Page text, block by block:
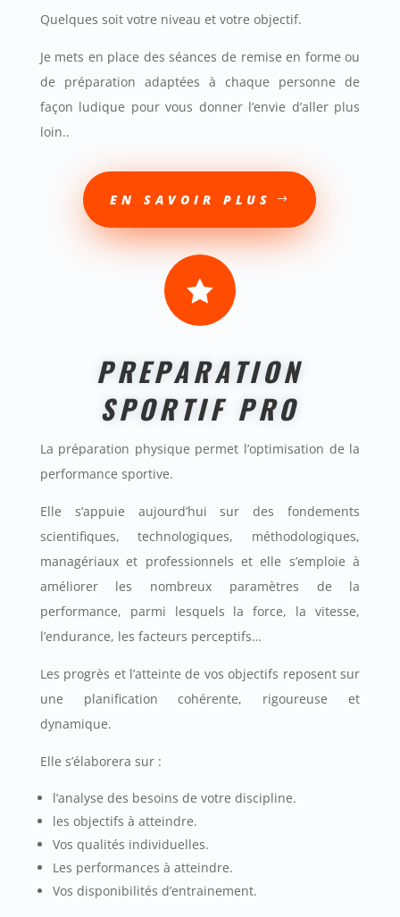
Quelques soit votre niveau et votre objectif.
Je mets en place des séances de remise en forme ou
de préparation adaptées à chaque personne de
façon ludique pour vous donner l’envie d’aller plus
loin..
EN SAVOIR PLUS

PREPARATION
SPORTIF PRO
La préparation physique permet l’optimisation de la
performance sportive.
Elle s’appuie aujourd’hui sur des fondements
scientifiques, technologiques, méthodologiques,
managériaux et professionnels et elle s’emploie à
améliorer les nombreux paramètres de la
performance, parmi lesquels la force, la vitesse,
l’endurance, les facteurs perceptifs…
Les progrès et l’atteinte de vos objectifs reposent sur
une planification cohérente, rigoureuse et
dynamique.
Elle s’élaborera sur :
l’analyse des besoins de votre discipline.
les objectifs à atteindre.
Vos qualités individuelles.
Les performances à atteindre.
Vos disponibilités d’entrainement.